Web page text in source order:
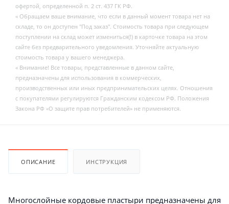
офертой, определенной п. 2 ст. 437 ГК РФ.
« Обращаем ваше внимание, что если в данный момент товара нет на
складе, то он доступен "Под заказ". Стоимость товара при следующем
поступлении на склад может измениться(!) в карточке товара на этом
сайте без предварительного уведомления. Уточняйте актуальную
стоимость товара у вашего менеджера.
« Внимание! Все товары, представленные в данном сайте,
предназначены для использования в коммерческих,
производственных или иных предпринимательских целях. Отношения
с покупателями регулируются Гражданским кодексом РФ. Положения
Закона РФ «О защите прав потребителей» не применяются.
ОПИСАНИЕ ИНСТРУКЦИЯ
Многослойные кордовые пластыри предназначены для